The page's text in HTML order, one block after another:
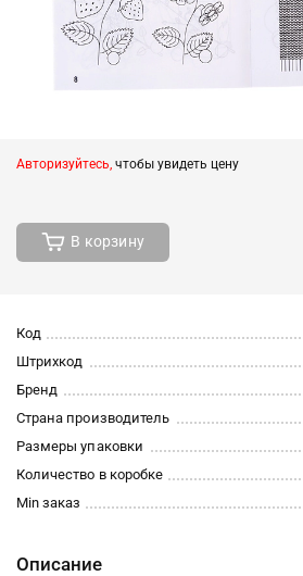
Авторизуйтесь, чтобы увидеть цену
В корзину
Код
Штрихкод
Бренд
Страна производитель
Размеры упаковки
Количество в коробке
Min заказ
Описание